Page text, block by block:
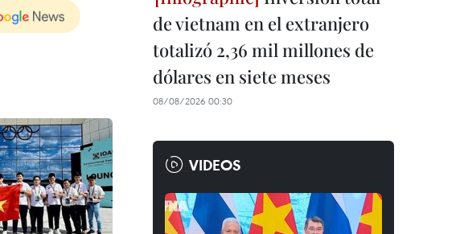
de vietnam en el extranjero
totalizó 2,36 mil millones de
dólares en siete meses
08/08/2026 00:30
VIDEOS